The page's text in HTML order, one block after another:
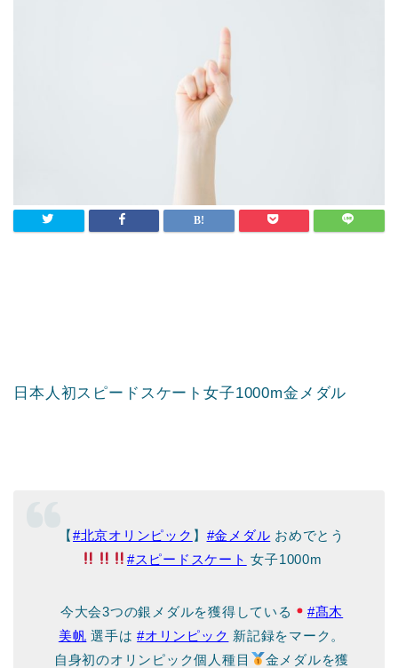
日本人初スピードスケート女子1000m金メダル
【#北京オリンピック 】 #金メダル おめでとう
#スピードスケート 女子1000m
今大会3つの銀メダルを獲得している
#髙木
美帆 選手は#オリンピック 新記録をマーク。
自身初のオリンピック個人種目
金メダルを獲